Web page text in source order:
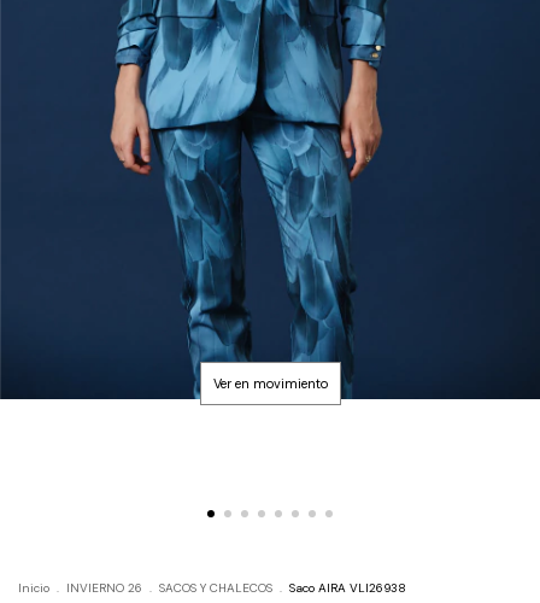
Inicio . INVIERNO 26 . SACOS Y CHALECOS . Saco AIRA VLI26938